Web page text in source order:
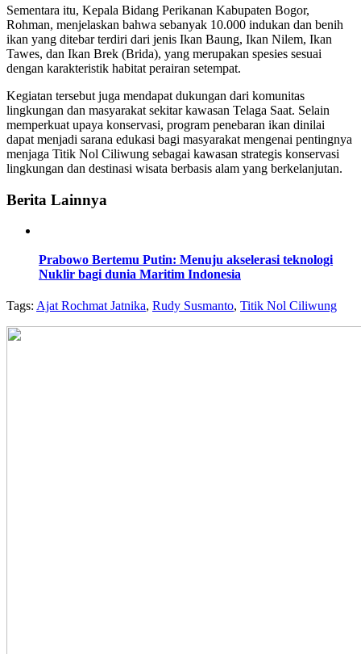
Sementara itu, Kepala Bidang Perikanan Kabupaten Bogor,
Rohman, menjelaskan bahwa sebanyak 10.000 indukan dan benih
ikan yang ditebar terdiri dari jenis Ikan Baung, Ikan Nilem, Ikan
Tawes, dan Ikan Brek (Brida), yang merupakan spesies sesuai
dengan karakteristik habitat perairan setempat.
Kegiatan tersebut juga mendapat dukungan dari komunitas
lingkungan dan masyarakat sekitar kawasan Telaga Saat. Selain
memperkuat upaya konservasi, program penebaran ikan dinilai
dapat menjadi sarana edukasi bagi masyarakat mengenai pentingnya
menjaga Titik Nol Ciliwung sebagai kawasan strategis konservasi
lingkungan dan destinasi wisata berbasis alam yang berkelanjutan.
Berita Lainnya
Prabowo Bertemu Putin: Menuju akselerasi teknologi
Nuklir bagi dunia Maritim Indonesia
Tags: Ajat Rochmat Jatnika, Rudy Susmanto, Titik Nol Ciliwung